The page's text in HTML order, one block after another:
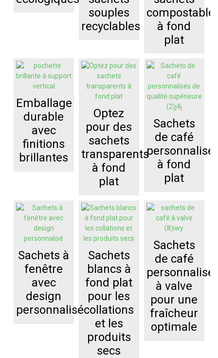
souples
recyclables
à fond
plat
Emballage
durable
avec
finitions
brillantes
Optez
pour des
sachets
transparents
à fond
plat
Sachets
de café
à fond
plat
Sachets à
fenêtre
avec
design
personnalisé
Sachets
blancs à
fond plat
pour les
collations
et les
produits
secs
Sachets
de café
à valve
pour une
fraîcheur
optimale